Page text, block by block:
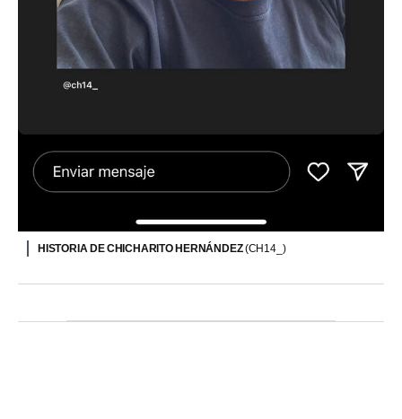
HISTORIA DE CHICHARITO HERNÁNDEZ(CH14_)